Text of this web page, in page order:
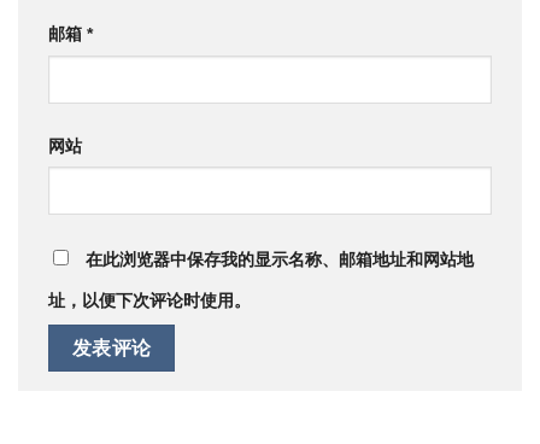
邮箱 *
网站
在此浏览器中保存我的显示名称、邮箱地址和网站地
址，以便下次评论时使用。